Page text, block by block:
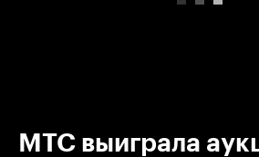
МТС выиграла